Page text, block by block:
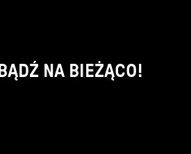
BĄDŹ NA BIEŻĄCO!